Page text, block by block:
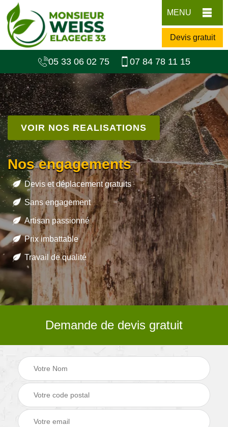
MENU
Devis gratuit
05 33 06 02 75 07 84 78 11 15
VOIR NOS REALISATIONS
Nos engagements
Devis et déplacement gratuits
Sans engagement
Artisan passionné
Prix imbattable
Travail de qualité
Demande de devis gratuit